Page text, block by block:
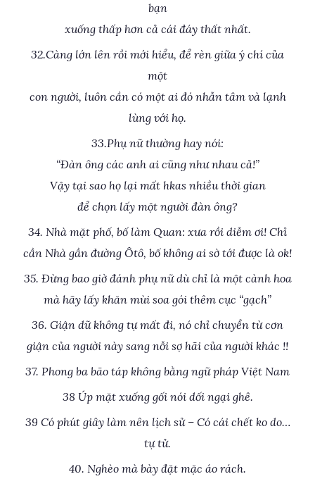
bạn
xuống thấp hơn cả cái đáy thất nhất.
32.Càng lớn lên rồi mới hiểu, để rèn giữa ý chí của
một
con người, luôn cần có một ai đó nhẫn tâm và lạnh
lùng với họ.
33.Phụ nữ thường hay nói:
“Đàn ông các anh ai cũng như nhau cả!”
Vậy tại sao họ lại mất hkas nhiều thời gian
để chọn lấy một người đàn ông?
34. Nhà mặt phố, bố làm Quan: xưa rồi diễm ơi! Chỉ
cần Nhà gần đường Ôtô, bố không ai sờ tới được là ok!
35. Đừng bao giờ đánh phụ nữ dù chỉ là một cành hoa
mà hãy lấy khăn mùi soa gói thêm cục “gạch”
36. Giận dữ không tự mất đi, nó chỉ chuyển từ cơn
giận của người này sang nỗi sợ hãi của người khác !!
37. Phong ba bão táp không bằng ngữ pháp Việt Nam
38 Úp mặt xuống gối nói dối ngại ghê.
39 Có phút giây làm nên lịch sử – Có cái chết ko do…
tự tử.
40. Nghèo mà bày đặt mặc áo rách.